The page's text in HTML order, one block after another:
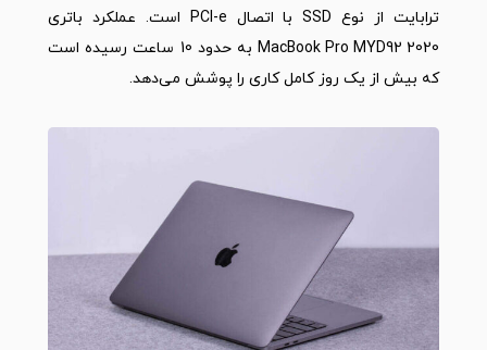
ترابایت از نوع SSD با اتصال PCI-e است. عملکرد باتری
MacBook Pro MYD92 2020
به حدود 10 ساعت رسیده است
که بیش از یک روز کامل کاری را پوشش می‌دهد.